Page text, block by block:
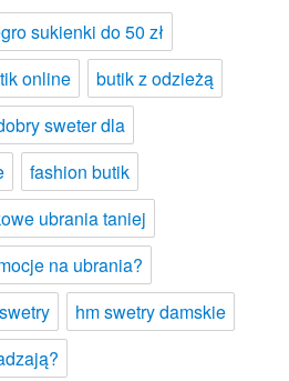
sukienki do 50 zł
online
butik z odzieżą
sweter dla
fashion butik
ubrania taniej
na ubrania?
hm swetry damskie